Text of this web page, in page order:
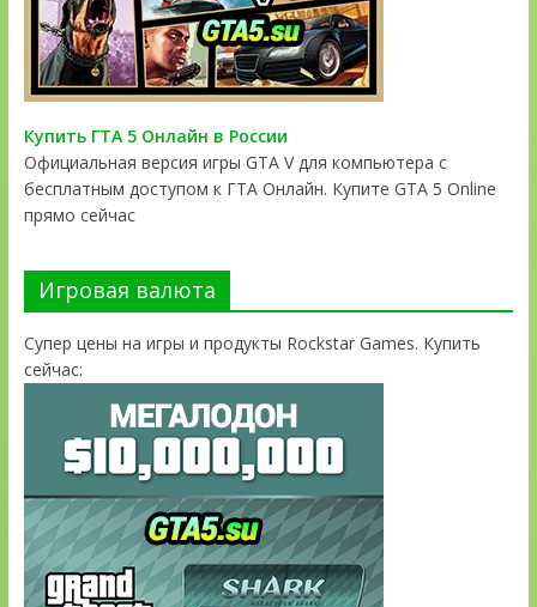
Купить ГТА 5 Онлайн в России
Официальная версия игры GTA V для компьютера с
бесплатным доступом к ГТА Онлайн. Купите GTA 5 Online
прямо сейчас
Игровая валюта
Супер цены на игры и продукты Rockstar Games. Купить
сейчас: